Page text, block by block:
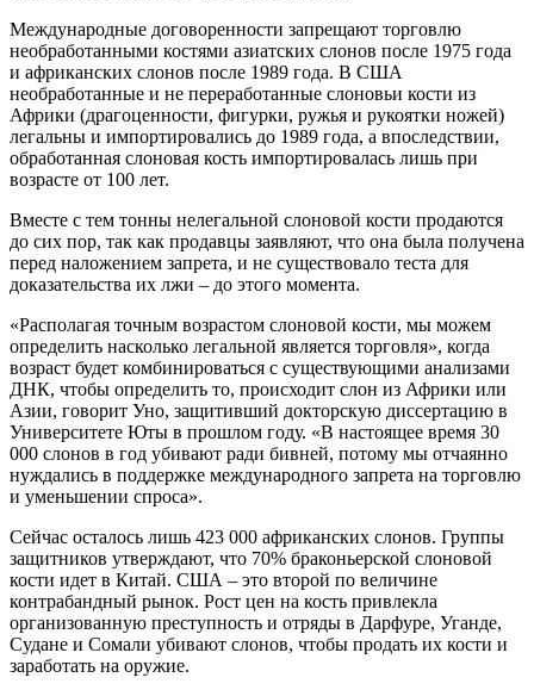
Международные договоренности запрещают торговлю
необработанными костями азиатских слонов после 1975 года
и африканских слонов после 1989 года. В США
необработанные и не переработанные слоновьи кости из
Африки (драгоценности, фигурки, ружья и рукоятки ножей)
легальны и импортировались до 1989 года, а впоследствии,
обработанная слоновая кость импортировалась лишь при
возрасте от 100 лет.
Вместе с тем тонны нелегальной слоновой кости продаются
до сих пор, так как продавцы заявляют, что она была получена
перед наложением запрета, и не существовало теста для
доказательства их лжи – до этого момента.
«Располагая точным возрастом слоновой кости, мы можем
определить насколько легальной является торговля», когда
возраст будет комбинироваться с существующими анализами
ДНК, чтобы определить то, происходит слон из Африки или
Азии, говорит Уно, защитивший докторскую диссертацию в
Университете Юты в прошлом году. «В настоящее время 30
000 слонов в год убивают ради бивней, потому мы отчаянно
нуждались в поддержке международного запрета на торговлю
и уменьшении спроса».
Сейчас осталось лишь 423 000 африканских слонов. Группы
защитников утверждают, что 70% браконьерской слоновой
кости идет в Китай. США – это второй по величине
контрабандный рынок. Рост цен на кость привлекла
организованную преступность и отряды в Дарфуре, Уганде,
Судане и Сомали убивают слонов, чтобы продать их кости и
заработать на оружие.